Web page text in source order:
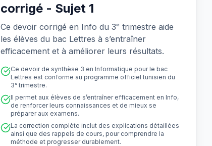
corrigé - Sujet 1
Ce devoir corrigé en Info du 3ᵉ trimestre aide
les élèves du bac Lettres à s’entraîner
efficacement et à améliorer leurs résultats.
Ce devoir de synthèse 3 en Informatique pour le bac
Lettres est conforme au programme officiel tunisien du
3ᵉ trimestre.
Il permet aux élèves de s’entraîner efficacement en Info,
de renforcer leurs connaissances et de mieux se
préparer aux examens.
La correction complète inclut des explications détaillées
ainsi que des rappels de cours, pour comprendre la
méthode et progresser durablement.